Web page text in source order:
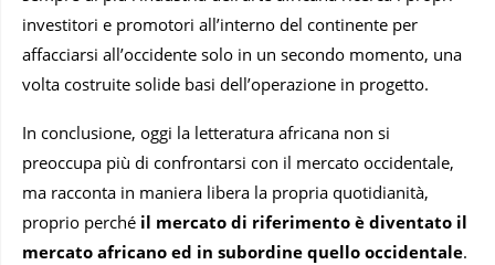
investitori e promotori all’interno del continente per
affacciarsi all’occidente solo in un secondo momento, una
volta costruite solide basi dell’operazione in progetto.
In conclusione, oggi la letteratura africana non si
preoccupa più di confrontarsi con il mercato occidentale,
ma racconta in maniera libera la propria quotidianità,
proprio perché il mercato di riferimento è diventato il
mercato africano ed in subordine quello occidentale.